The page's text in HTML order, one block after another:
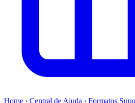
Home › Central de Ajuda › Formatos